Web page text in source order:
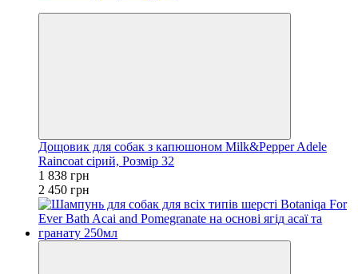
Дощовик для собак з капюшоном Milk&Pepper Adele
Raincoat сірий, Розмір 32
1 838 грн
2 450 грн